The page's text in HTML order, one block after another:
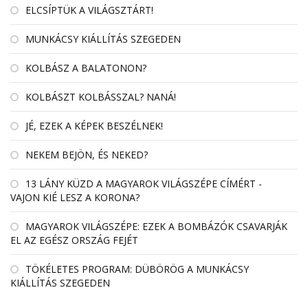
ELCSÍPTÜK A VILÁGSZTÁRT!
MUNKÁCSY KIÁLLÍTÁS SZEGEDEN
KOLBÁSZ A BALATONON?
KOLBÁSZT KOLBÁSSZAL? NANÁ!
JÉ, EZEK A KÉPEK BESZÉLNEK!
NEKEM BEJÖN, ÉS NEKED?
13 LÁNY KÜZD A MAGYAROK VILÁGSZÉPE CÍMÉRT -
VAJON KIÉ LESZ A KORONA?
MAGYAROK VILÁGSZÉPE: EZEK A BOMBÁZÓK CSAVARJÁK
EL AZ EGÉSZ ORSZÁG FEJÉT
TÖKÉLETES PROGRAM: DÜBÖRÖG A MUNKÁCSY
KIÁLLÍTÁS SZEGEDEN